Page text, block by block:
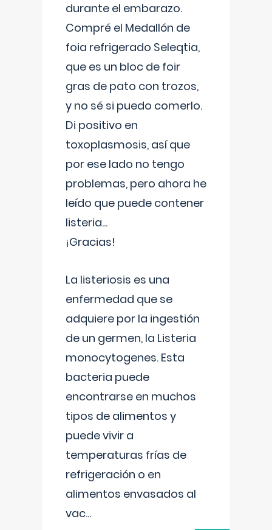
durante el embarazo.
Compré el Medallón de
foia refrigerado Seleqtia,
que es un bloc de foir
gras de pato con trozos,
y no sé si puedo comerlo.
Di positivo en
toxoplasmosis, así que
por ese lado no tengo
problemas, pero ahora he
leído que puede contener
listeria...
¡Gracias!
La listeriosis es una
enfermedad que se
adquiere por la ingestión
de un germen, la Listeria
monocytogenes. Esta
bacteria puede
encontrarse en muchos
tipos de alimentos y
puede vivir a
temperaturas frías de
refrigeración o en
alimentos envasados al
vac...